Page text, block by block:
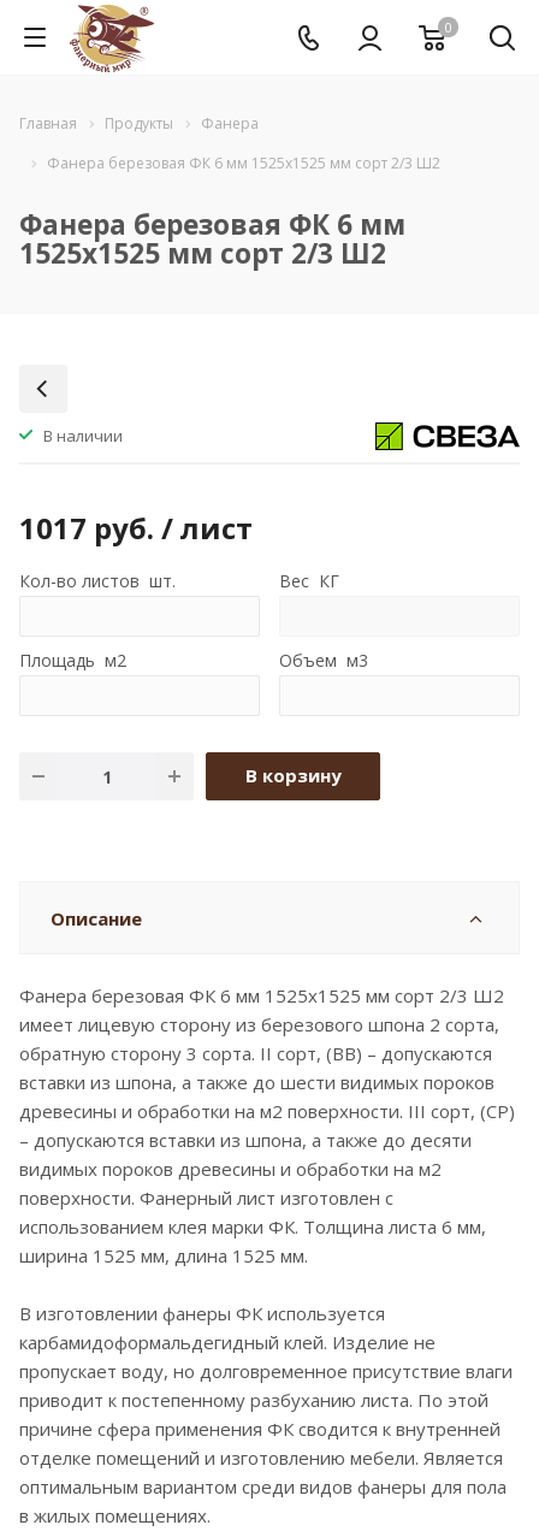
0
Главная Продукты
Фанера
Фанера березовая ФК 6 мм 1525x1525 мм сорт 2/3 Ш2
Фанера березовая ФК 6 мм
1525x1525 мм сорт 2/3 Ш2
В наличии
1017 руб. / лист
Кол-во листов шт. Вес КГ
Площадь м2 Объем м3
В корзину
Описание
Фанера березовая ФК 6 мм 1525x1525 мм сорт 2/3 Ш2
имеет лицевую сторону из березового шпона 2 сорта,
обратную сторону 3 сорта. II сорт, (BB) – допускаются
вставки из шпона, а также до шести видимых пороков
древесины и обработки на м2 поверхности. III сорт, (CP)
– допускаются вставки из шпона, а также до десяти
видимых пороков древесины и обработки на м2
поверхности. Фанерный лист изготовлен с
использованием клея марки ФК. Толщина листа 6 мм,
ширина 1525 мм, длина 1525 мм.
В изготовлении фанеры ФК используется
карбамидоформальдегидный клей. Изделие не
пропускает воду, но долговременное присутствие влаги
приводит к постепенному разбуханию листа. По этой
причине сфера применения ФК сводится к внутренней
отделке помещений и изготовлению мебели. Является
оптимальным вариантом среди видов фанеры для пола
в жилых помещениях.